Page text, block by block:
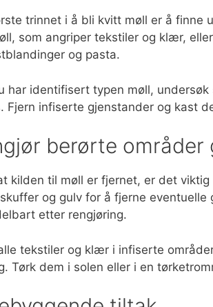
trinnet i å bli kvitt møll er å finne
som angriper tekstiler og klær,
og pasta.
har identifisert typen møll,
Fjern infiserte gjenstander og kast
berørte områder
kilden til møll er fjernet, er det
og gulv for å fjerne
etter rengjøring.
tekstiler og klær i infiserte
Tørk dem i solen eller i en